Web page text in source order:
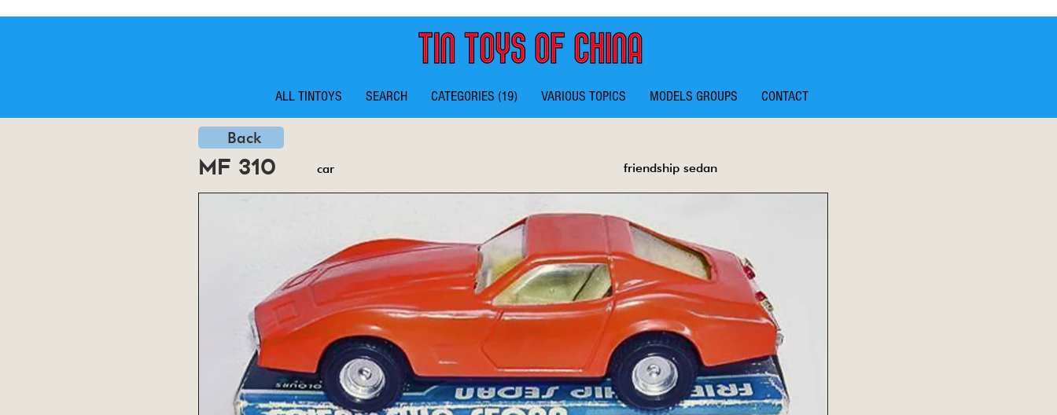
ALL TINTOYS SEARCH CATEGORIES (19) VARIOUS TOPICS MODELS GROUPS CONTACT
Back
mf 310 car friendship sedan